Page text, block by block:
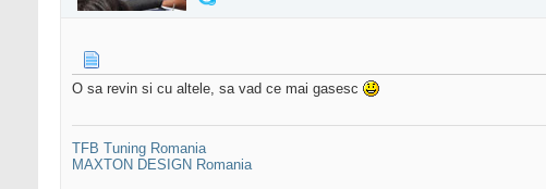
O sa revin si cu altele, sa vad ce mai gasesc
TFB Tuning Romania
MAXTON DESIGN Romania